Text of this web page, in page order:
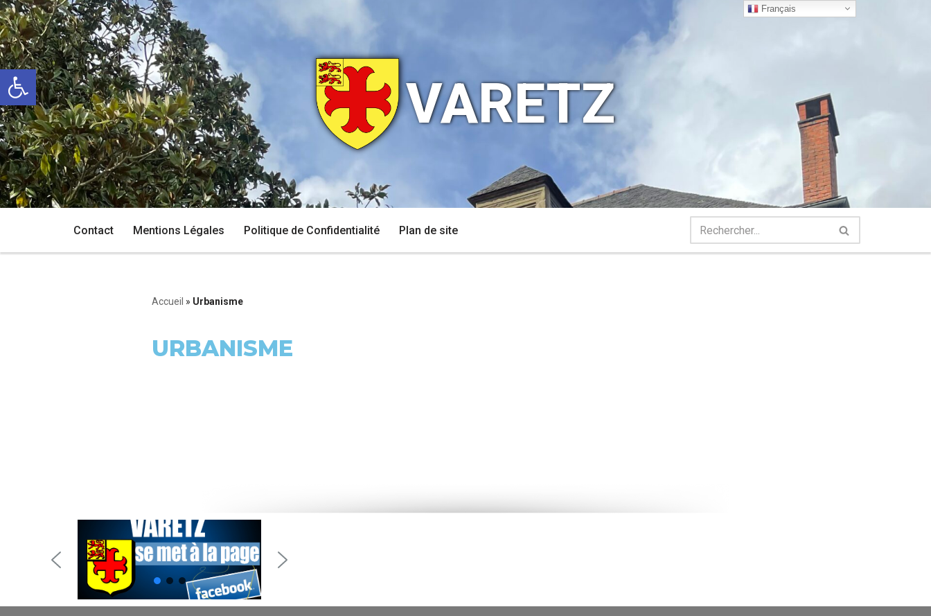
Ouvrir la barre d’outils
Aller
au
contenu
VARETZ
Contact Mentions Légales Politique de Confidentialité Plan de site
Accueil » Urbanisme
URBANISME
Français